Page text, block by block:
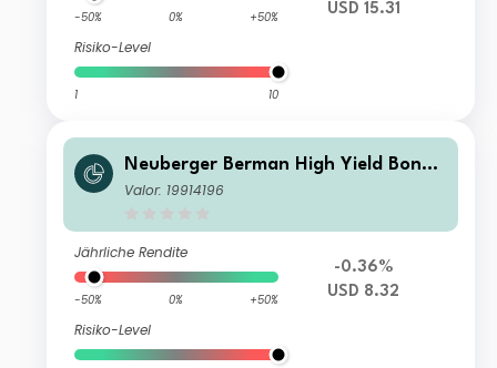
-50% 0% +50%
Risiko-Level
1 10
USD 15.31
Neuberger Berman High Yield Bond
Fund Class USD I2 Distributing
Valor: 19914196
Jährliche Rendite
-50% 0% +50%
Risiko-Level
-0.36%
USD 8.32